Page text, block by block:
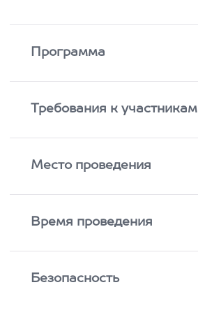
Программа
Требования к участникам
Место проведения
Время проведения
Безопасность